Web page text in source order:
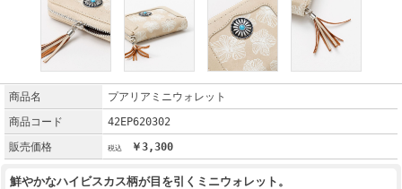
商品名
プアリアミニウォレット
商品コード
42EP620302
販売価格
￥3,300
鮮やかなハイビスカス柄が目を引くミニウォレット。